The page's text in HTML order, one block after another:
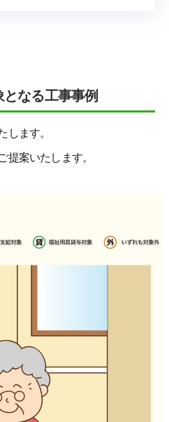
なる工事事例
します。
提案いたします。